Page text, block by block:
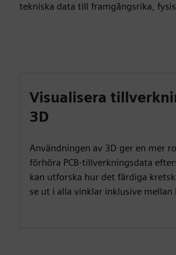
tekniska data till framgångsrika,
Visualisera
3D
Användningen av 3D ger en mer
förhöra PCB-tillverkningsdata
kan utforska hur det färdiga
se ut i alla vinklar inklusive mellan